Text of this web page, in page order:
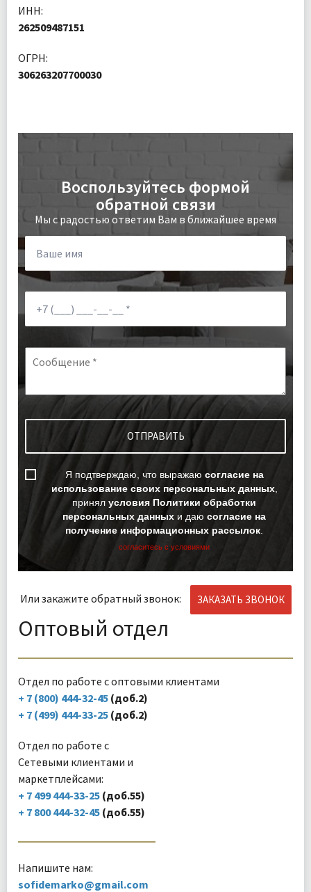
ИНН:
262509487151
ОГРН:
306263207700030
Воспользуйтесь формой
обратной связи
Мы с радостью ответим Вам в ближайшее время
Я подтверждаю, что выражаю согласие на
использование своих персональных данных,
принял условия Политики обработки
персональных данных и даю согласие на
получение информационных рассылок
согласитесь с условиями
Или закажите обратный звонок: ЗАКАЗАТЬ ЗВОНОК
Оптовый отдел
Отдел по работе с оптовыми клиентами
+ 7 (800) 444-32-45 (доб.2)
+ 7 (499) 444-33-25 (доб.2)
Отдел по работе с
Сетевыми клиентами и
маркетплейсами:
+ 7 499 444-33-25 (доб.55)
+ 7 800 444-32-45 (доб.55)
Напишите нам:
sofidemarko@gmail.com